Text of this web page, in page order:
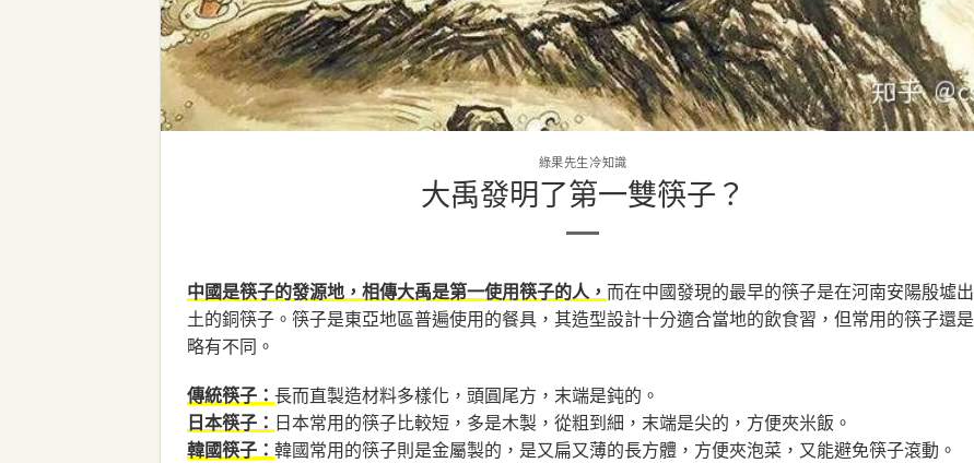
綠果先生冷知識
大禹發明了第一雙筷子？
中國是筷子的發源地，相傳大禹是第一使用筷子的人， 而在中國發現的最早的筷子是在河南安陽殷墟出
土的銅筷子。筷子是東亞地區普遍使用的餐具，其造型設計十分適合當地的飲食習，但常用的筷子還是
略有不同。
傳統筷子： 長而直製造材料多樣化，頭圓尾方，末端是鈍的。
日本筷子： 日本常用的筷子比較短，多是木製，從粗到細，末端是尖的，方便夾米飯。
韓國筷子： 韓國常用的筷子則是金屬製的，是又扁又薄的長方體，方便夾泡菜，又能避免筷子滾動。